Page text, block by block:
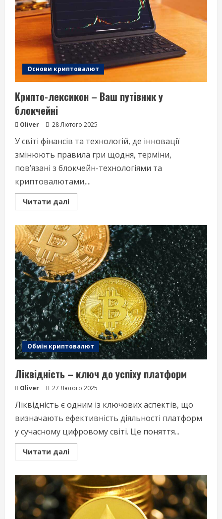
Основи криптовалют
Крипто-лексикон – Ваш путівник у
блокчейні
Oliver 28 Лютого 2025
У світі фінансів та технологій, де інновації
змінюють правила гри щодня, терміни,
пов’язані з блокчейн-технологіями та
криптовалютами,...
Читати даліRead
more
лексикон
–
Ваш
путівник
у
блокчейні
Обмін криптовалют
Ліквідність – ключ до успіху платформ
Oliver 27 Лютого 2025
Ліквідність є одним із ключових аспектів, що
визначають ефективність діяльності платформ
у сучасному цифровому світі. Це поняття...
Читати даліRead
more
–
ключ
до
успіху
платформ